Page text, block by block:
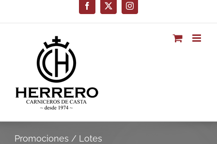
Facebook
X Instagram
Promociones / Lotes